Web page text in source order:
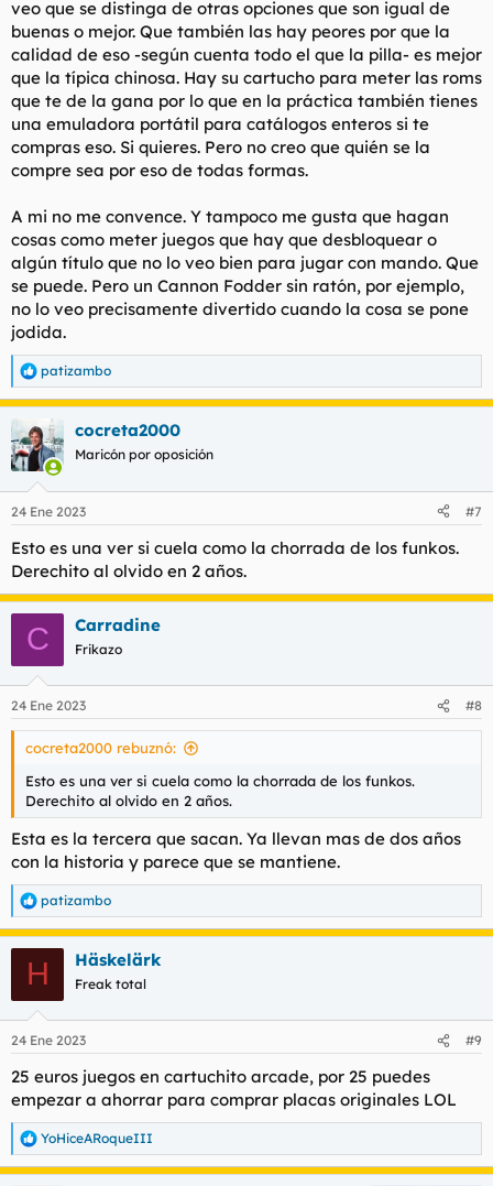
veo que se distinga de otras opciones que son igual de
buenas o mejor. Que también las hay peores por que la
calidad de eso -según cuenta todo el que la pilla- es mejor
que la típica chinosa. Hay su cartucho para meter las roms
que te de la gana por lo que en la práctica también tienes
una emuladora portátil para catálogos enteros si te
compras eso. Si quieres. Pero no creo que quién se la
compre sea por eso de todas formas.
A mi no me convence. Y tampoco me gusta que hagan
cosas como meter juegos que hay que desbloquear o
algún título que no lo veo bien para jugar con mando. Que
se puede. Pero un Cannon Fodder sin ratón, por ejemplo,
no lo veo precisamente divertido cuando la cosa se pone
jodida.
R
e
c
c
i
e
:
patizambo
cocreta2000
Maricón por oposición
24 Ene 2023 #7
Esto es una ver si cuela como la chorrada de los funkos.
Derechito al olvido en 2 años.
C Carradine
Frikazo
24 Ene 2023 #8
cocreta2000 rebuznó:
Esto es una ver si cuela como la chorrada de los funkos.
Derechito al olvido en 2 años.
Esta es la tercera que sacan. Ya llevan mas de dos años
con la historia y parece que se mantiene.
R
e
a
e
:
patizambo
H Häskelärk
Freak total
24 Ene 2023 #9
25 euros juegos en cartuchito arcade, por 25 puedes
empezar a ahorrar para comprar placas originales LOL
R
e
YoHiceARoqueIII